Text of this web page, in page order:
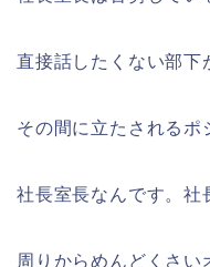
直接話したくない部下
その間に立たされるポ
社長室長なんです。社
周りからめんどくさい